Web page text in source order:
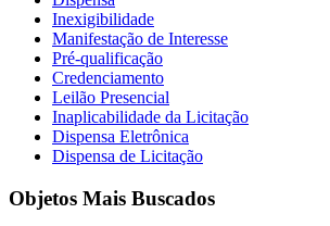
Inexigibilidade
Manifestação de Interesse
Pré-qualificação
Credenciamento
Leilão Presencial
Inaplicabilidade da Licitação
Dispensa Eletrônica
Dispensa de Licitação
Objetos Mais Buscados